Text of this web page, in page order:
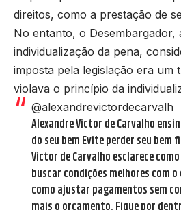
direitos, como a prestação de
No entanto, o Desembargador,
individualização da pena,
imposta pela legislação era um
violava o princípio da
@alexandrevictordecarvalh
Alexandre Victor de Carvalho
do seu bem Evite perder seu bem
Victor de Carvalho esclarece
buscar condições melhores com
como ajustar pagamentos sem